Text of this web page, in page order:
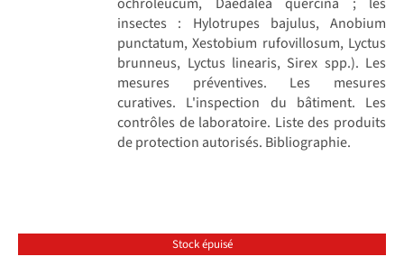
insectes : Hylotrupes bajulus, Anobium
punctatum, Xestobium rufovillosum, Lyctus
brunneus, Lyctus linearis, Sirex spp.). Les
mesures préventives. Les mesures
curatives. L'inspection du bâtiment. Les
contrôles de laboratoire. Liste des produits
de protection autorisés. Bibliographie.
Stock épuisé